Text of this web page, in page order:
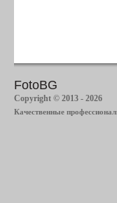
FotoBG
Copyright © 2013 - 2026
Качественные